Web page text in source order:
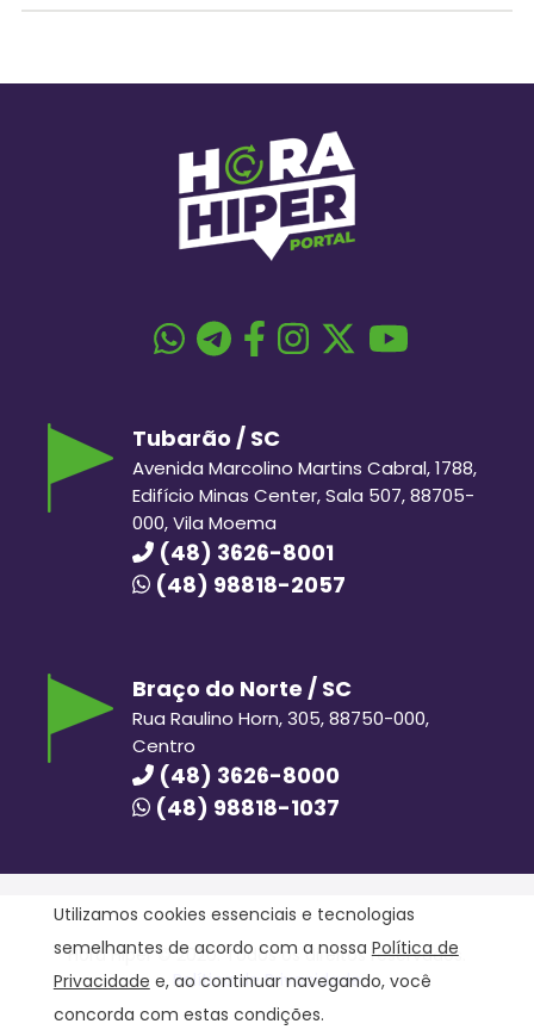
Tubarão / SC
Avenida Marcolino Martins Cabral, 1788,
Edifício Minas Center, Sala 507, 88705-
000, Vila Moema
(48) 3626-8001
(48) 98818-2057
Braço do Norte / SC
Rua Raulino Horn, 305, 88750-000,
Centro
(48) 3626-8000
(48) 98818-1037
Hora Hiper © 2020. Todos os direitos reservados.
Política de Privacidade
Utilizamos cookies essenciais e tecnologias
semelhantes de acordo com a nossa Política de
Privacidade e, ao continuar navegando, você
concorda com estas condições.